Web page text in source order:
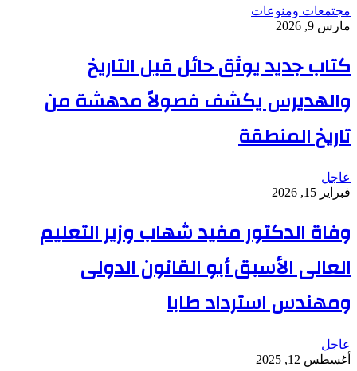
مجتمعات ومنوعات
مارس 9, 2026
كتاب جديد يوثق حائل قبل التاريخ
والهديرس يكشف فصولاً مدهشة من
تاريخ المنطقة
عاجل
فبراير 15, 2026
وفاة الدكتور مفيد شهاب وزير التعليم
العالى الأسبق أبو القانون الدولى
ومهندس استرداد طابا
عاجل
أغسطس 12, 2025